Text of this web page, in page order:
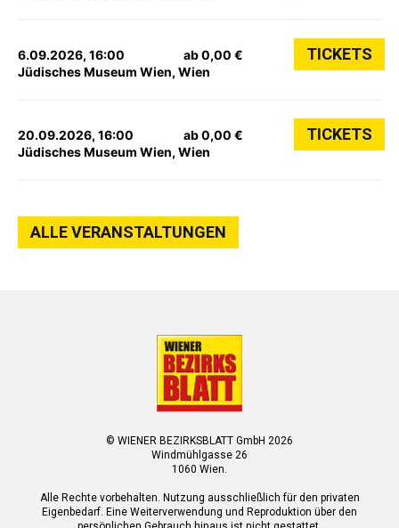
6.09.2026, 16:00
Jüdisches Museum Wien, Wien
ab 0,00 € TICKETS
20.09.2026, 16:00
Jüdisches Museum Wien, Wien
ab 0,00 € TICKETS
ALLE VERANSTALTUNGEN
© WIENER BEZIRKSBLATT GmbH 2026
Windmühlgasse 26
1060 Wien.
Alle Rechte vorbehalten. Nutzung ausschließlich für den privaten
Eigenbedarf. Eine Weiterverwendung und Reproduktion über den